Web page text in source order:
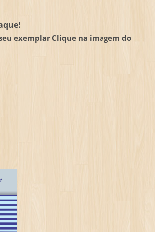
exemplar Clique na imagem do